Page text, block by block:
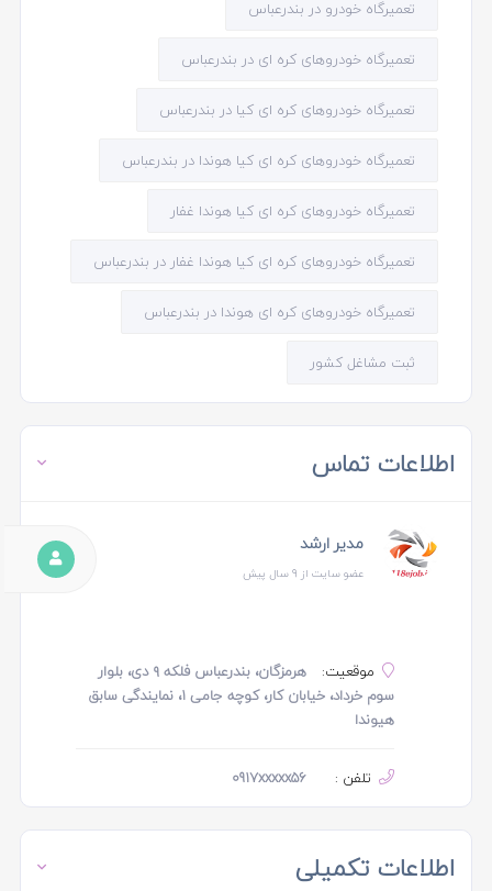
تعمیرگاه خودرو در بندرعباس
تعمیرگاه خودروهای کره ای در بندرعباس
تعمیرگاه خودروهای کره ای کیا در بندرعباس
تعمیرگاه خودروهای کره ای کیا هوندا در بندرعباس
تعمیرگاه خودروهای کره ای کیا هوندا غفار
تعمیرگاه خودروهای کره ای کیا هوندا غفار در بندرعباس
تعمیرگاه خودروهای کره ای هوندا در بندرعباس
ثبت مشاغل کشور
اطلاعات تماس
مدیر ارشد
عضو سایت از 9 سال پیش
موقعیت:
هرمزگان، بندرعباس فلکه ۹ دی، بلوار
سوم خرداد، خیابان کار، کوچه جامی ۱، نمایندگی سابق
هیوندا
تلفن : 0917xxxxx56
اطلاعات تکمیلی